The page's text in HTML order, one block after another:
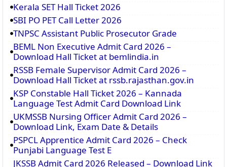
Kerala SET Hall Ticket 2026
SBI PO PET Call Letter 2026
TNPSC Assistant Public Prosecutor Grade
BEML Non Executive Admit Card 2026 –
Download Hall Ticket at bemlindia.in
RSSB Female Supervisor Admit Card 2026 –
Download Hall Ticket at rssb.rajasthan.gov.in
KSP Constable Hall Ticket 2026 – Kannada
Language Test Admit Card Download Link
UKMSSB Nursing Officer Admit Card 2026 –
Download Link, Exam Date & Details
PSPCL Apprentice Admit Card 2026 – Check
Punjabi Language Test E
JKSSB Admit Card 2026 Released – Download Link